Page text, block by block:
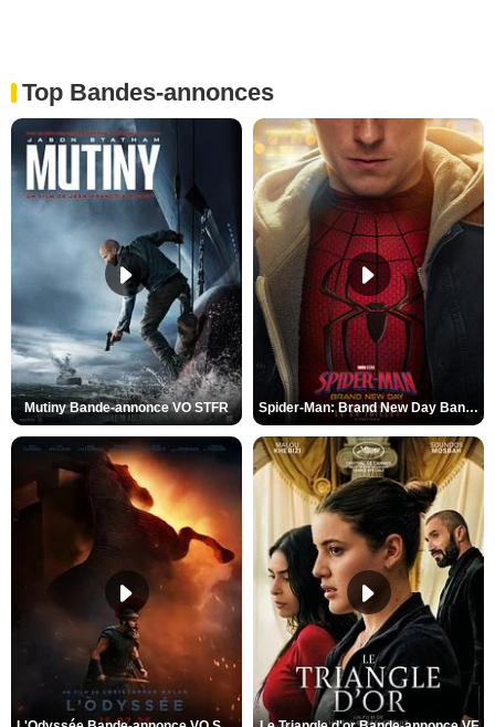
Top Bandes-annonces
Mutiny Bande-annonce VO STFR Spider-Man: Brand New Day Bande-annonce VO STFR